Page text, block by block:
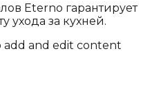
Eterno гарантирует
ухода за кухней.
add and edit content